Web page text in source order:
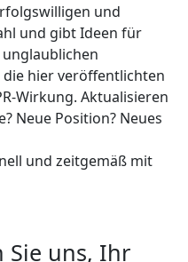
und
und gibt Ideen für
hier veröffentlichten
Wirkung. Aktualisieren
Neue Position? Neues
und zeitgemäß mit
Sie uns, Ihr